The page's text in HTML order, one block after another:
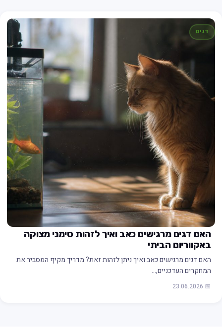
דגים
האם דגים מרגישים כאב ואיך לזהות סימני מצוקה
באקווריום הביתי
האם דגים מרגישים כאב ואיך ניתן לזהות זאת? מדריך מקיף המסביר את
המחקרים העדכניים,…
📅 23.06.2026